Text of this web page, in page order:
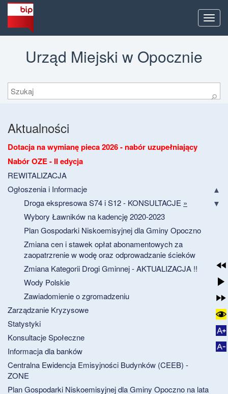
Menu
Urząd Miejski w Opocznie
Szukaj
⚲
Aktualności
Dotacja na wymianę pieca 2026 - nabór uzupełniający
Nabór OZE - II edycja
REWITALIZACJA
Ogłoszenia i Informacje
Droga ekspresowa S74 i S12 - KONSULTACJE »
Wybory Ławników na kadencję 2020-2023
Plan Gospodarki Niskoemisyjnej dla Gminy Opoczno
Zmiana cen i stawek opłat abonamentowych za
zaopatrzrenie w wodę oraz odprowadzanie ścieków
Zmiana Kategorii Drogi Gminnej - AKTUALIZACJA !!
Wody Polskie
Zawiadomienie o zgromadzeniu
Zarządzanie Kryzysowe
Statystyki
Konsultacje Społeczne
Informacja dla banków
Centralna Ewidencja Emisyjności Budynków (CEEB) -
ZONE
Plan Gospodarki Niskoemisyjnej dla Gminy Opoczno na lata